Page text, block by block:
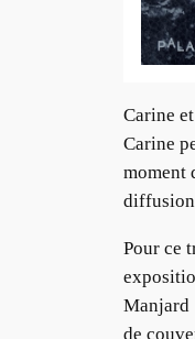
Carine
Carine
moment
diffusion
Pour ce
Manjard
de